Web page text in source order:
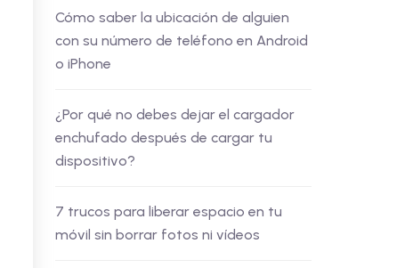
Cómo saber la ubicación de alguien
con su número de teléfono en Android
o iPhone
¿Por qué no debes dejar el cargador
enchufado después de cargar tu
dispositivo?
7 trucos para liberar espacio en tu
móvil sin borrar fotos ni vídeos